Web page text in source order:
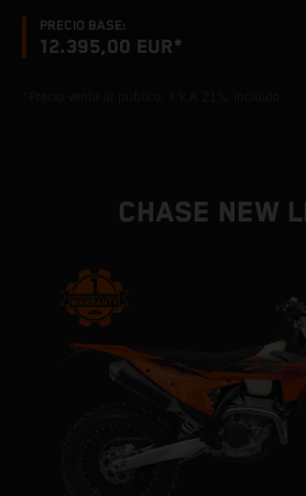
PRECIO BASE:
12.395,00 EUR*
CHASE NEW